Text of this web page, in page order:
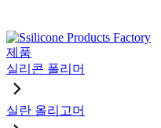
제품
실리콘 폴리머
실란 올리고머